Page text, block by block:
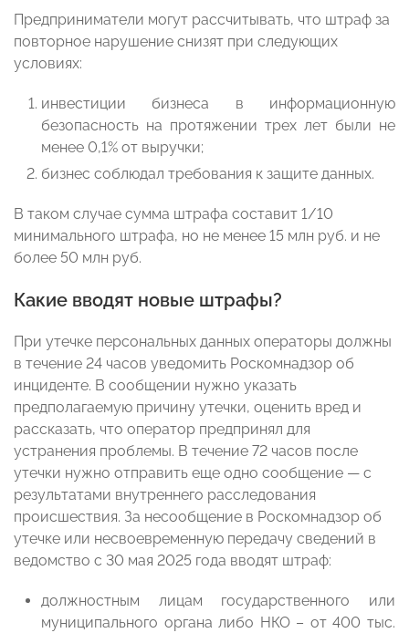
Предприниматели могут рассчитывать, что штраф за
повторное нарушение снизят при следующих
условиях:
инвестиции бизнеса в информационную
безопасность на протяжении трех лет были не
менее 0,1% от выручки;
бизнес соблюдал требования к защите данных.
В таком случае сумма штрафа составит 1/10
минимального штрафа, но не менее 15 млн руб. и не
более 50 млн руб.
Какие вводят новые штрафы?
При утечке персональных данных операторы должны
в течение 24 часов уведомить Роскомнадзор об
инциденте. В сообщении нужно указать
предполагаемую причину утечки, оценить вред и
рассказать, что оператор предпринял для
устранения проблемы. В течение 72 часов после
утечки нужно отправить еще одно сообщение — с
результатами внутреннего расследования
происшествия. За несообщение в Роскомнадзор об
утечке или несвоевременную передачу сведений в
ведомство с 30 мая 2025 года вводят штраф:
должностным лицам государственного или
муниципального органа либо НКО – от 400 тыс.